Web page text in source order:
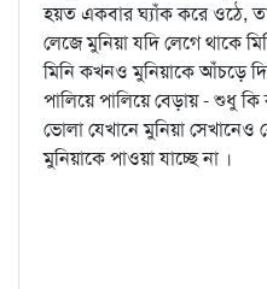
হয়ত একবার ঘ্যাঁক করে ওঠে,
লেজে মুনিয়া যদি লেগে থাকে
মিনি কখনও মুনিয়াকে আঁচড়ে
পালিয়ে পালিয়ে বেড়ায় - শুধু
ভোলা যেখানে মুনিয়া
মুনিয়াকে পাওয়া যাচ্ছে না ।